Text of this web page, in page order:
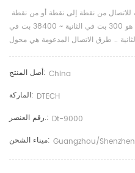
إلى متعددة النقاط. معدل اتصال البيانات هو 300 بت في الثانية ~ 38400 بت في
أصل المنتج: China
الماركة: DTECH
رقم العنصر.: Dt-9000
ميناء الشحن: Guangzhou/shenzhen